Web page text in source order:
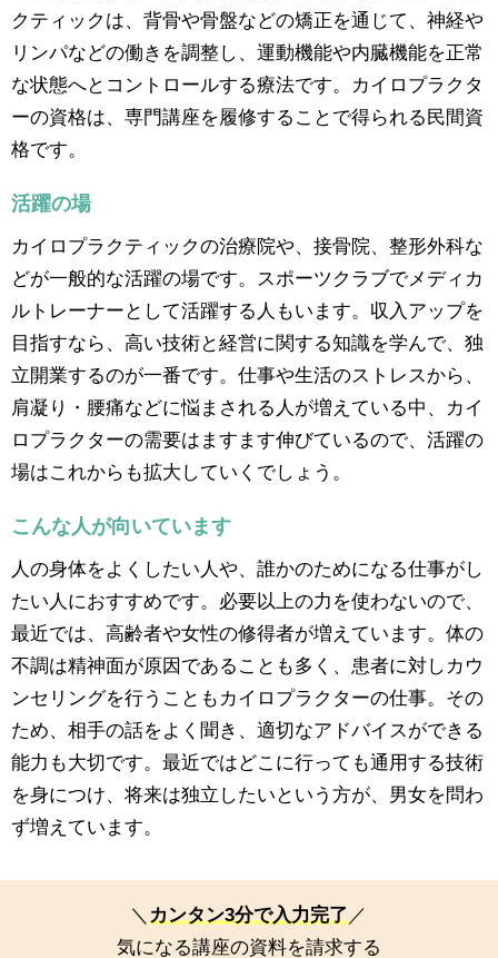
クティックは、背骨や骨盤などの矯正を通じて、神経や
リンパなどの働きを調整し、運動機能や内臓機能を正常
な状態へとコントロールする療法です。カイロプラクタ
ーの資格は、専門講座を履修することで得られる民間資
格です。
活躍の場
カイロプラクティックの治療院や、接骨院、整形外科な
どが一般的な活躍の場です。スポーツクラブでメディカ
ルトレーナーとして活躍する人もいます。収入アップを
目指すなら、高い技術と経営に関する知識を学んで、独
立開業するのが一番です。仕事や生活のストレスから、
肩凝り・腰痛などに悩まされる人が増えている中、カイ
ロプラクターの需要はますます伸びているので、活躍の
場はこれからも拡大していくでしょう。
こんな人が向いています
人の身体をよくしたい人や、誰かのためになる仕事がし
たい人におすすめです。必要以上の力を使わないので、
最近では、高齢者や女性の修得者が増えています。体の
不調は精神面が原因であることも多く、患者に対しカウ
ンセリングを行うこともカイロプラクターの仕事。その
ため、相手の話をよく聞き、適切なアドバイスができる
能力も大切です。最近ではどこに行っても通用する技術
を身につけ、将来は独立したいという方が、男女を問わ
ず増えています。
＼ カンタン3分で入力完了 ／
気になる講座の資料を請求する